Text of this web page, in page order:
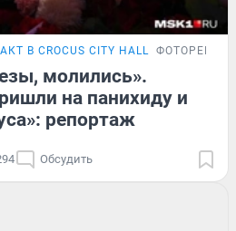
В CROCUS CITY HALL
молились».
на панихиду и
репортаж
Обсудить